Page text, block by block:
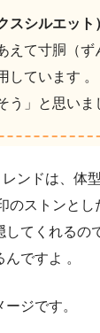
スシルエット
えて寸胴（ず
しています
う」と思いま
ンドは、体
のストンと
てくれるの
ですよ 。
ジです。